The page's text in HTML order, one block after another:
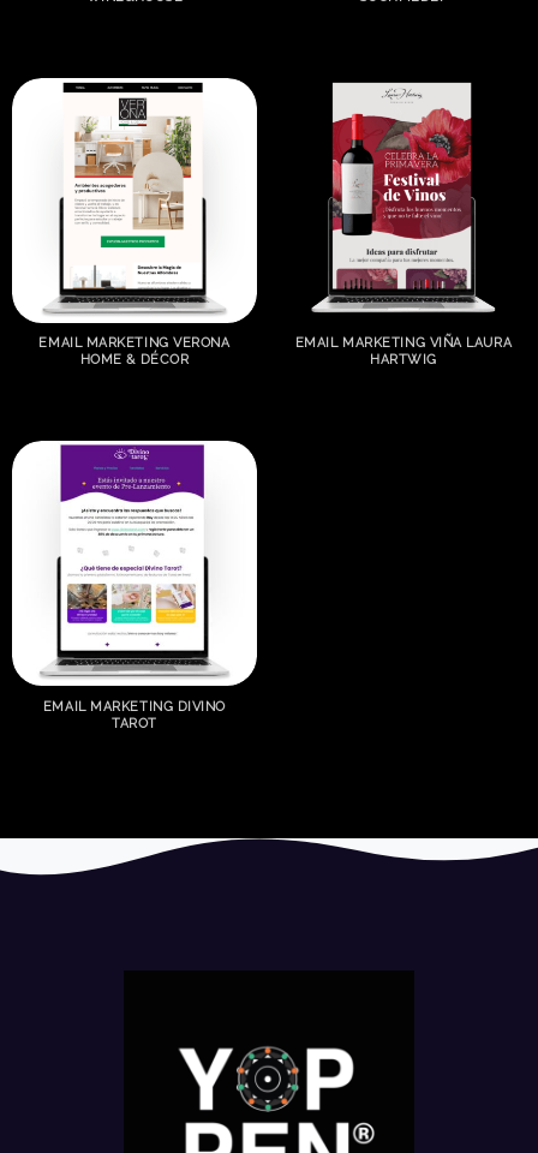
EMAIL MARKETING VERONA
HOME & DÉCOR
EMAIL MARKETING VIÑA LAURA
HARTWIG
EMAIL MARKETING DIVINO
TAROT